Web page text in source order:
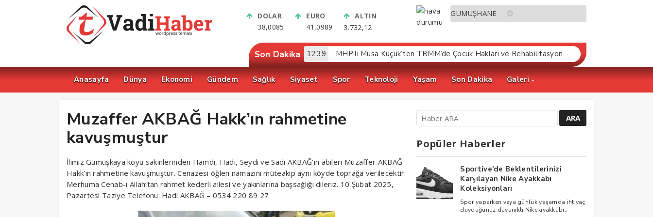
DOLAR
38,0085
EURO
41,0989
ALTIN
3,732,12
Son Dakika 12:39 MHP’li Musa Küçük’ten TBMM’de Çocuk Hakları ve Rehabilitasyon Vurgusu
Anasayfa Dünya Ekonomi Gündem Sağlık Siyaset Spor Teknoloji Yaşam Son Dakika Galeri
Muzaffer AKBAĞ Hakk’ın rahmetine
kavuşmuştur
İlimiz Gümüşkaya köyü sakinlerinden Hamdi, Hadi, Seydi ve Sadi AKBAĞ’ın abileri Muzaffer AKBAĞ
Hakk’ın rahmetine kavuşmuştur. Cenazesi öğlen namazını müteakip aynı köyde toprağa verilecektir.
Merhuma Cenab-ı Allah’tan rahmet kederli ailesi ve yakınlarına başsağlığı dileriz. 10 Şubat 2025,
Pazartesi Taziye Telefonu: Hadi AKBAĞ – 0534 220 89 27
Popüler Haberler
Sportive’de Beklentilerinizi
Karşılayan Nike Ayakkabı
Koleksiyonları
Spor yaparken veya günlük yaşamda ihtiyaç
duyduğunuz dayanıklı Nike ayakkabı..